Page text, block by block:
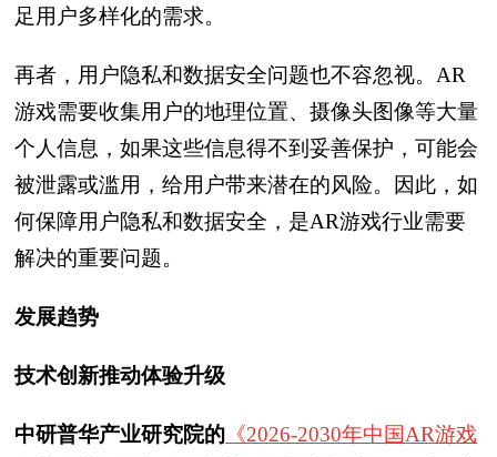
足用户多样化的需求。
再者，用户隐私和数据安全问题也不容忽视。AR
游戏需要收集用户的地理位置、摄像头图像等大量
个人信息，如果这些信息得不到妥善保护，可能会
被泄露或滥用，给用户带来潜在的风险。因此，如
何保障用户隐私和数据安全，是AR游戏行业需要
解决的重要问题。
发展趋势
技术创新推动体验升级
中研普华产业研究院的 《2026-2030年中国AR游戏